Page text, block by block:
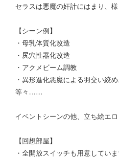
セラスは悪魔の奸計にはまり、
【シーン例】
・母乳体質化改造
・尻穴性器化改造
・アクメビーム調教
・異形進化悪魔による羽交い絞
等々……
イベントシーンの他、立ち絵エ
【回想部屋】
・全開放スイッチも用意していま